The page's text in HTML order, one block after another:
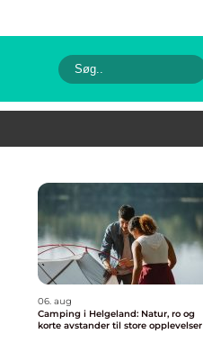
06. aug
Camping i Helgeland: Natur, ro og
korte avstander til store opplevelser